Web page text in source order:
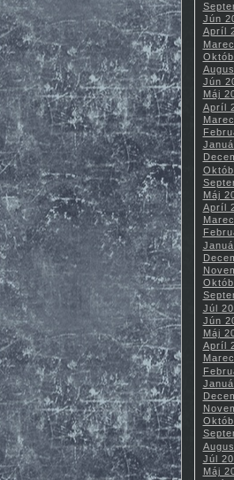
Jún
Apríl
Jún
Máj
Apríl
Máj
Apríl
Júl
Jún
Máj
Apríl
Júl
Máj